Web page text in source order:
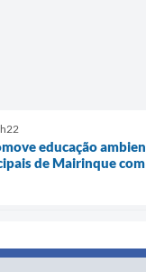
educação
de Mairinque